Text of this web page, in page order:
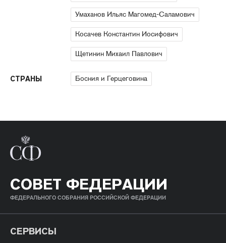
Умаханов Ильяс Магомед-Саламович
Косачев Константин Иосифович
Щетинин Михаил Павлович
СТРАНЫ Босния и Герцеговина
СОВЕТ ФЕДЕРАЦИИ
ФЕДЕРАЛЬНОГО СОБРАНИЯ РОССИЙСКОЙ ФЕДЕРАЦИИ
СЕРВИСЫ